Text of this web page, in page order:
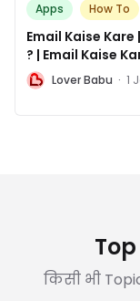
Apps How To
Email Kaise
? | Email Kaise
L Lover Babu · 1
किसी भी